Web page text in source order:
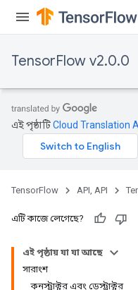
TensorFlow v2.0.0
এই পৃষ্ঠাটিCloud Translation
TensorFlow API, API
এটি কাজে লেগেছে?
এই পৃষ্ঠায় যা যা আছে
সারাংশ
কনস্ট্রাক্টর এবং ডেস্ট্রাক্টর